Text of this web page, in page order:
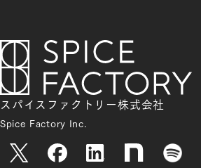
スパイスファクトリー株式会社
Spice Factory Inc.